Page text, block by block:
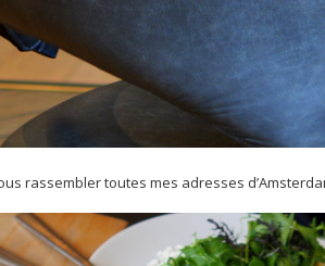
rassembler toutes mes adresses